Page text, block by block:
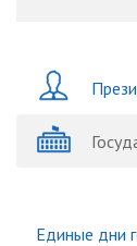
Единые дни